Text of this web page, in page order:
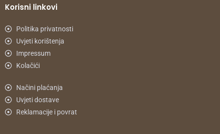
Korisni linkovi
Politika privatnosti
Uvjeti korištenja
Impressum
Kolačići
Načini plaćanja
Uvjeti dostave
Reklamacije i povrat